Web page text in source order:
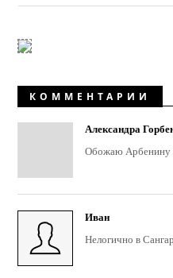
КОММЕНТАРИИ
Александра
Обожаю Арбенину
Иван
Нелогично в